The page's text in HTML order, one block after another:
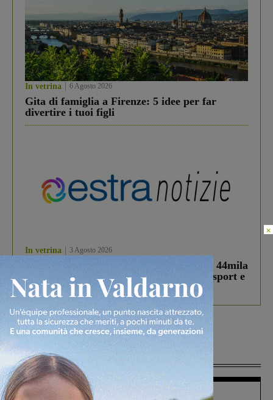
In vetrina 6 Agosto 2026
Gita di famiglia a Firenze: 5 idee per far
divertire i tuoi figli
In vetrina 3 Agosto 2026
Estra Notizie agosto: Smart Cities, oltre 44mila
studenti coinvolti, torna il bando per lo sport e
debutta il podcast Estrair
Più lette
×